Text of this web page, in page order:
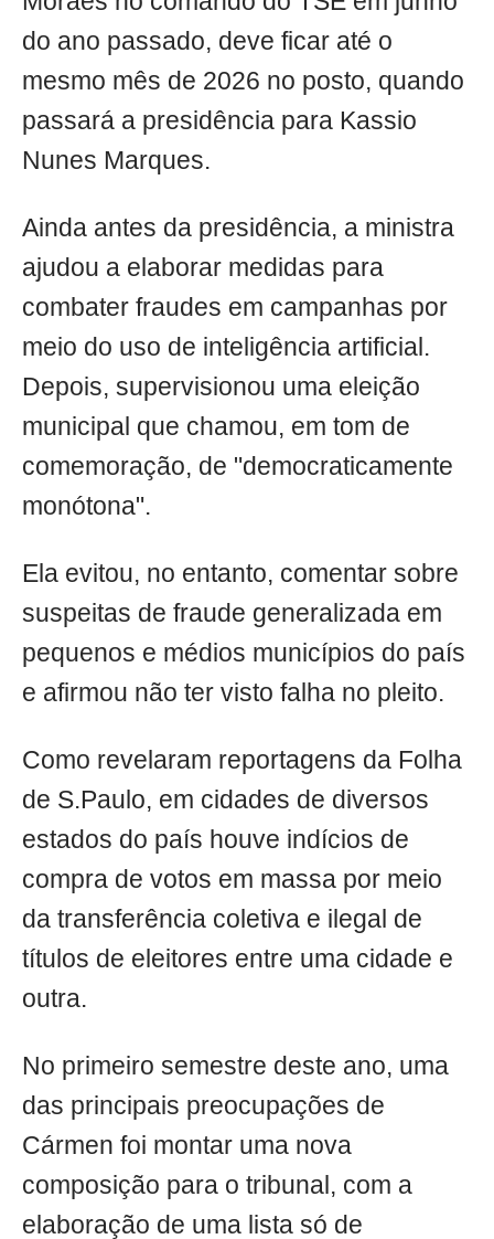
do ano passado, deve ficar até o
mesmo mês de 2026 no posto, quando
passará a presidência para Kassio
Nunes Marques.
Ainda antes da presidência, a ministra
ajudou a elaborar medidas para
combater fraudes em campanhas por
meio do uso de inteligência artificial.
Depois, supervisionou uma eleição
municipal que chamou, em tom de
comemoração, de "democraticamente
monótona".
Ela evitou, no entanto, comentar sobre
suspeitas de fraude generalizada em
pequenos e médios municípios do país
e afirmou não ter visto falha no pleito.
Como revelaram reportagens da Folha
de S.Paulo, em cidades de diversos
estados do país houve indícios de
compra de votos em massa por meio
da transferência coletiva e ilegal de
títulos de eleitores entre uma cidade e
outra.
No primeiro semestre deste ano, uma
das principais preocupações de
Cármen foi montar uma nova
composição para o tribunal, com a
elaboração de uma lista só de